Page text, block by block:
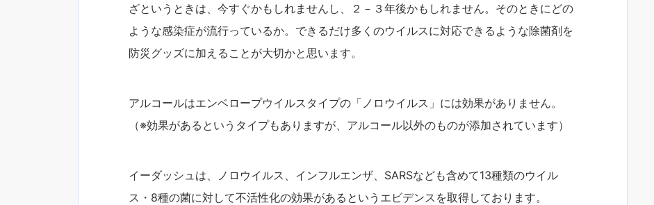
ざというときは、今すぐかもしれませんし、２－３年後かもしれません。そのときにどの
ような感染症が流行っているか。できるだけ多くのウイルスに対応できるような除菌剤を
防災グッズに加えることが大切かと思います。
アルコールはエンベロープウイルスタイプの「ノロウイルス」には効果がありません。
（※効果があるというタイプもありますが、アルコール以外のものが添加されています）
イーダッシュは、ノロウイルス、インフルエンザ、SARSなども含めて13種類のウイル
ス・8種の菌に対して不活性化の効果があるというエビデンスを取得しております。